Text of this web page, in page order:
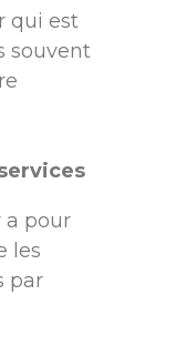
qui est
souvent
a pour
les
par